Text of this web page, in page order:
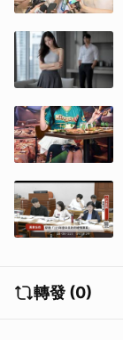
轉發 (0)